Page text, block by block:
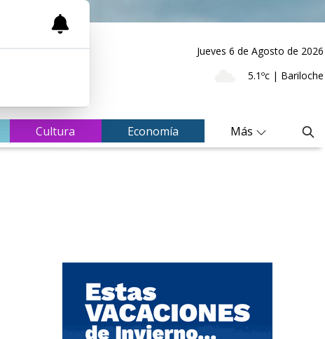
Jueves 6 de Agosto de 2026
5.1ºc | Bariloche
Cultura Economía Más